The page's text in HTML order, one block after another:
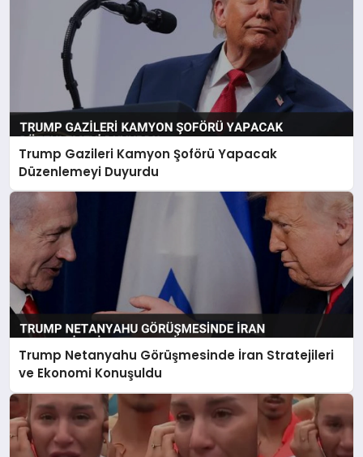
Trump Gazileri Kamyon Şoförü Yapacak
Düzenlemeyi Duyurdu
Trump Netanyahu Görüşmesinde İran Stratejileri
ve Ekonomi Konuşuldu